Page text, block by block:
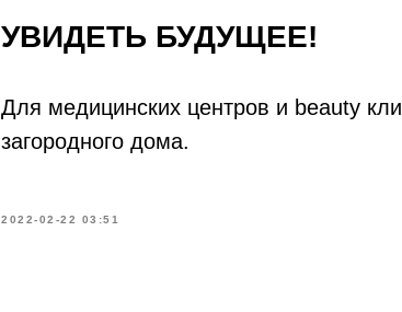
УВИДЕТЬ БУДУЩЕЕ!
Для медицинских центров и beauty
загородного дома.
2022-02-22 03:51